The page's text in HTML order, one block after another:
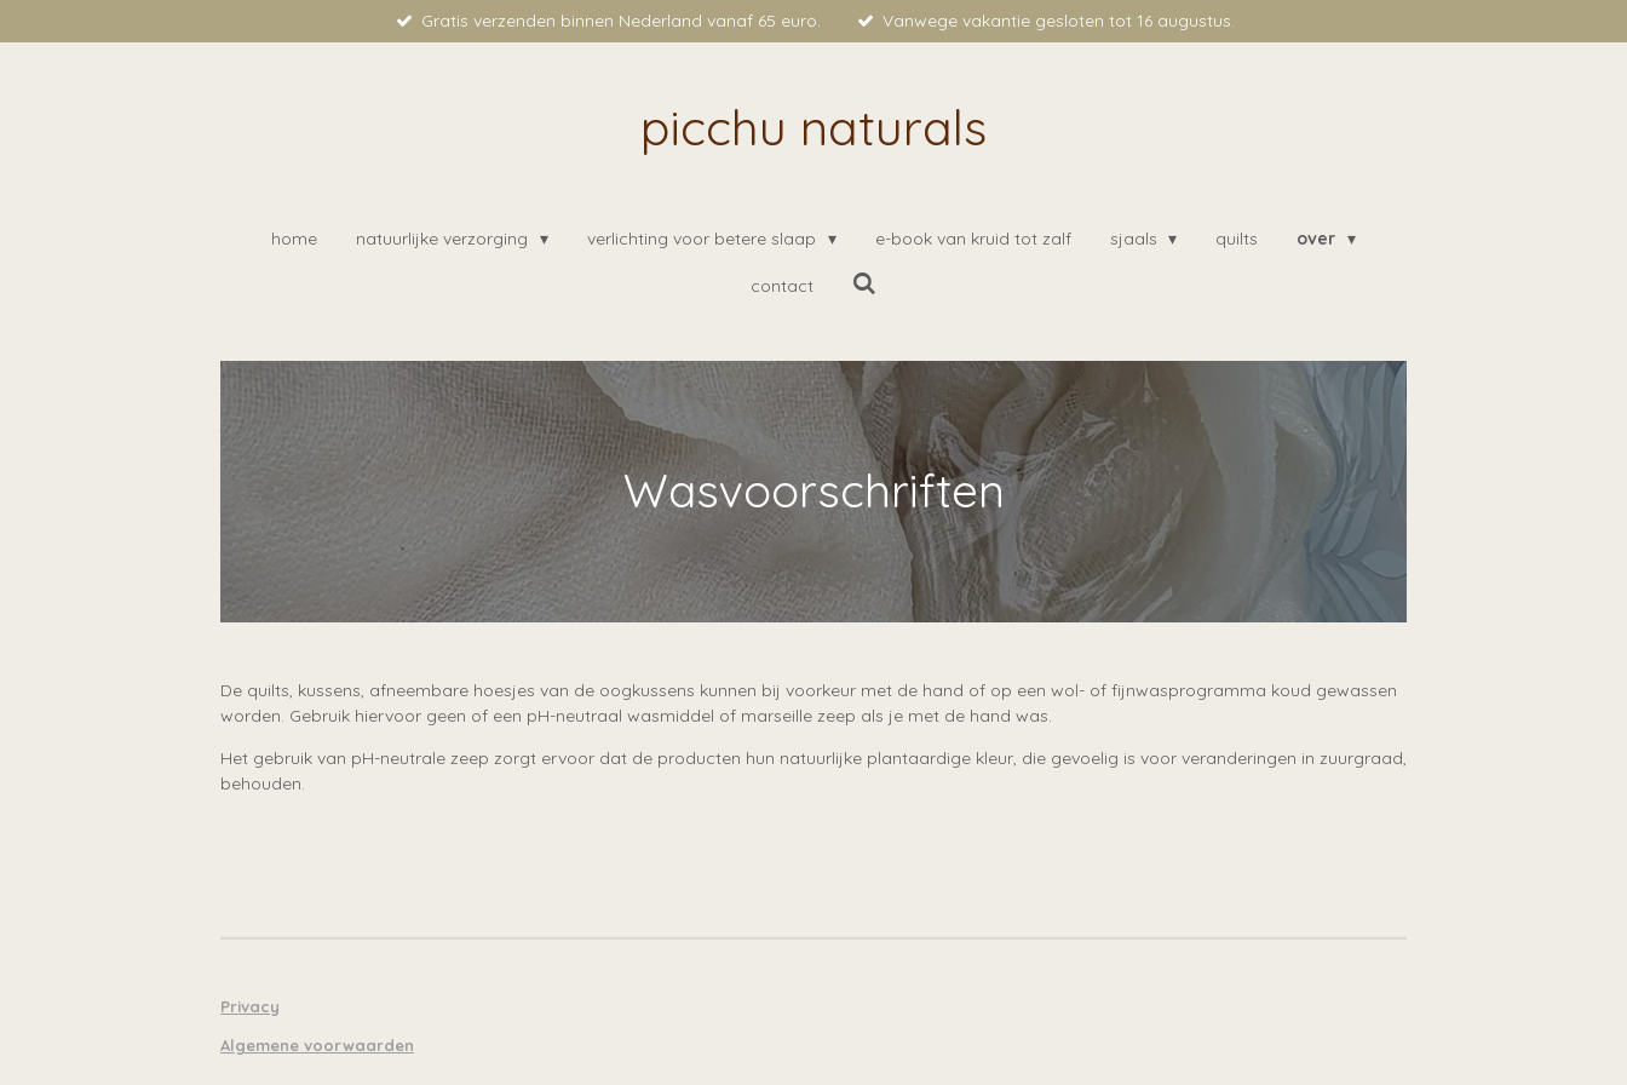
direct
Gratis verzenden binnen Nederland vanaf 65 euro. Vanwege vakantie gesloten tot 16 augustus.
picchu naturals
home natuurlijke verzorging verlichting voor betere slaap e-book van kruid tot zalf sjaals quilts over
contact
Wasvoorschriften
De quilts, kussens, afneembare hoesjes van de oogkussens kunnen bij voorkeur met de hand of op een wol- of fijnwasprogramma koud gewassen
worden. Gebruik hiervoor geen of een pH-neutraal wasmiddel of marseille zeep als je met de hand was.
Het gebruik van pH-neutrale zeep zorgt ervoor dat de producten hun natuurlijke plantaardige kleur, die gevoelig is voor veranderingen in zuurgraad,
behouden.
Privacy
Algemene voorwaarden